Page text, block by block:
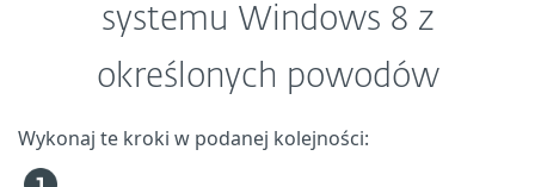
systemu Windows 8 z
określonych powodów
Wykonaj te kroki w podanej kolejności: